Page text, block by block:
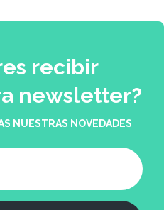
recibir
newsletter?
NUESTRAS NOVEDADES